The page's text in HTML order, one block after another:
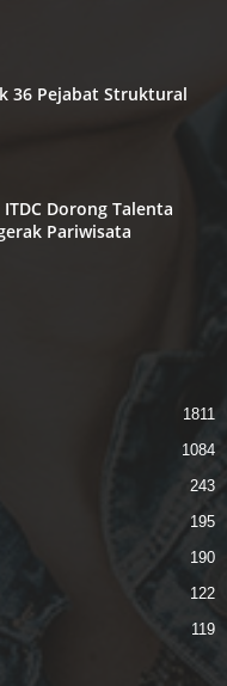
36 Pejabat Struktural
Dorong Talenta
Pariwisata
1811
1084
243
195
190
122
119